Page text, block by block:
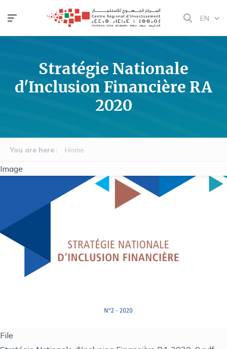
main
EN
Stratégie Nationale
d'Inclusion Financière RA
2020
You are here Home
Image
File